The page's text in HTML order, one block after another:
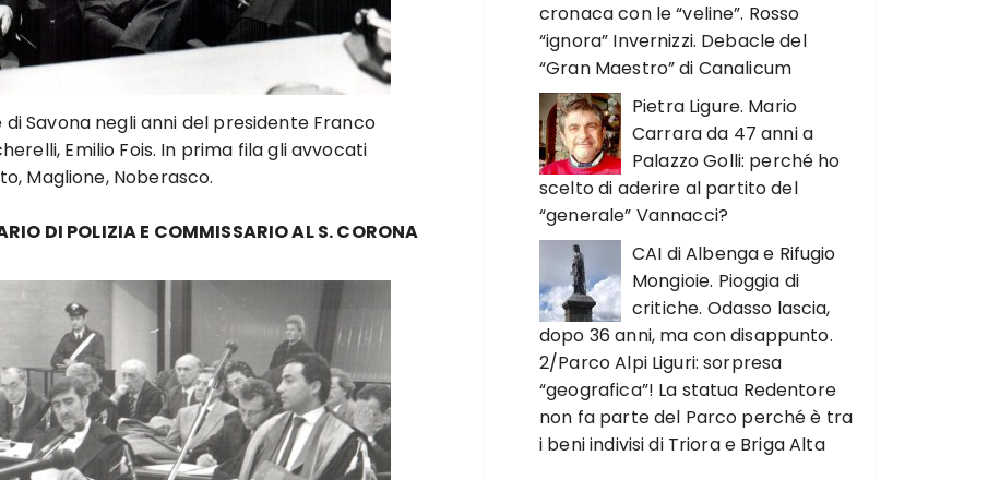
Savona negli anni del presidente Franco
Emilio Fois. In prima fila gli avvocati
Maglione, Noberasco.
DI POLIZIA E COMMISSARIO AL S. CORONA
cronaca con le “veline”. Rosso
“ignora” Invernizzi. Debacle del
“Gran Maestro” di Canalicum
Pietra Ligure. Mario
Carrara da 47 anni a
Palazzo Golli: perché ho
scelto di aderire al partito del
“generale” Vannacci?
CAI di Albenga e Rifugio
Mongioie. Pioggia di
critiche. Odasso lascia,
dopo 36 anni, ma con disappunto.
2/Parco Alpi Liguri: sorpresa
“geografica”! La statua Redentore
non fa parte del Parco perché è tra
i beni indivisi di Triora e Briga Alta